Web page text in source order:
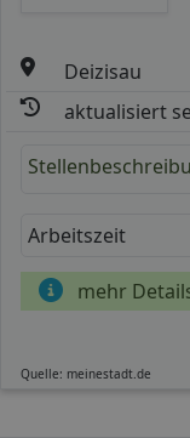
Deizisau
aktualisiert
Arbeitszeit
mehr
Quelle: meinestadt.de